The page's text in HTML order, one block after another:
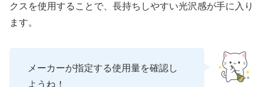
クスを使用することで、長持ちしやすい光沢感が手に入り
ます。
メーカーが指定する使用量を確認し
ようね！